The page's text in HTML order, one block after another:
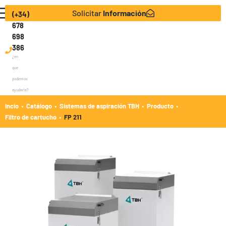
Solicitar Información
(+34)
678
698
386
¿en
que
podemos
ayudarle?
Incio · Catálogo · Sistemas de aspiración TBH · Producto ·
Filtro de cartucho · FP 211